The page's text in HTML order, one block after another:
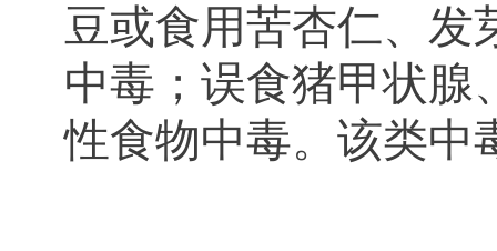
豆或食用苦杏仁、发
中毒；误食猪甲状腺
性食物中毒。该类中